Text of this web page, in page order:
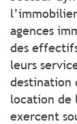
agences
des
leurs
destination
location de
exercent